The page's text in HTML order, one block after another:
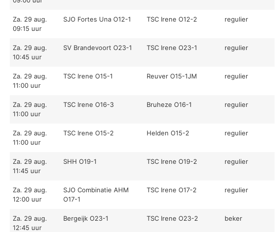
Za. 29 aug.
09:15 uur
SJO Fortes Una O12-1 TSC Irene O12-2 regulier
Za. 29 aug.
10:45 uur
SV Brandevoort O23-1 TSC Irene O23-1 regulier
Za. 29 aug.
11:00 uur
TSC Irene O15-1 Reuver O15-1JM regulier
Za. 29 aug.
11:00 uur
TSC Irene O16-3 Bruheze O16-1 regulier
Za. 29 aug.
11:00 uur
TSC Irene O15-2 Helden O15-2 regulier
Za. 29 aug.
11:45 uur
SHH O19-1 TSC Irene O19-2 regulier
Za. 29 aug.
12:00 uur
SJO Combinatie AHM
O17-1
TSC Irene O17-2 regulier
Za. 29 aug.
12:45 uur
Bergeijk O23-1 TSC Irene O23-2 beker